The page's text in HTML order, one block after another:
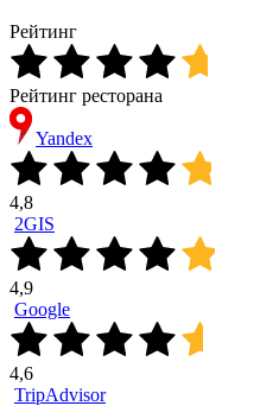
Рейтинг
Рейтинг ресторана
Yandex
4,8
2GIS
4,9
Google
4,6
TripAdvisor